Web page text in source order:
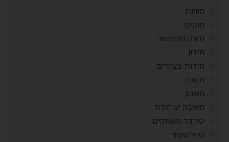
חוויות
חוקים
חזרה מחופשה
חידון
חידות בציורים
חנוכה
חשבון
חשיבה יצירתית
טורניר משחקים
טיול שנתי